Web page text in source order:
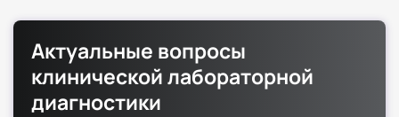
Способы оплаты
Актуальные вопросы
клинической лабораторной
диагностики